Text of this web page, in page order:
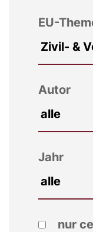
EU-
Autor
Jahr
nur